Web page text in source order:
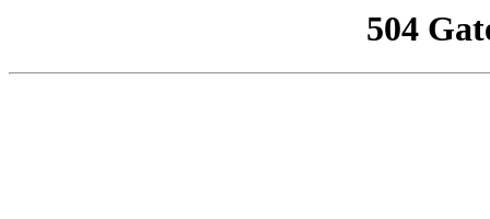
504